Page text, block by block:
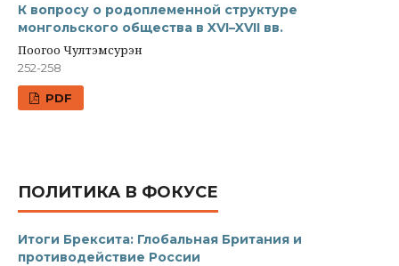
К вопросу о родоплеменной структуре
монгольского общества в XVI–XVII вв.
Поогоо Чултэмсурэн
252-258
PDF
ПОЛИТИКА В ФОКУСЕ
Итоги Брексита: Глобальная Британия и
противодействие России